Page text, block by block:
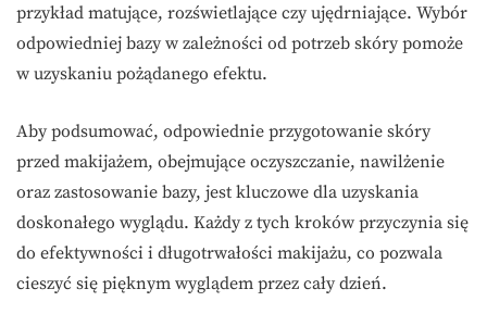
przykład matujące, rozświetlające czy ujędrniające. Wybór
odpowiedniej bazy w zależności od potrzeb skóry pomoże
w uzyskaniu pożądanego efektu.
Aby podsumować, odpowiednie przygotowanie skóry
przed makijażem, obejmujące oczyszczanie, nawilżenie
oraz zastosowanie bazy, jest kluczowe dla uzyskania
doskonałego wyglądu. Każdy z tych kroków przyczynia się
do efektywności i długotrwałości makijażu, co pozwala
cieszyć się pięknym wyglądem przez cały dzień.